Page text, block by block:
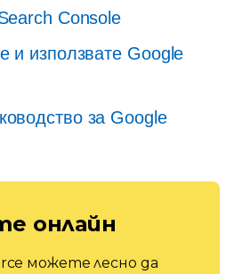
Console
и използвате Google
за Google
онлайн
можете лесно да